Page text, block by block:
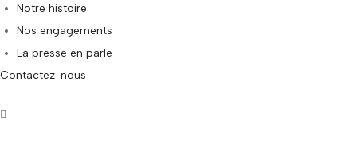
Notre histoire
Nos engagements
La presse en parle
Contactez-nous